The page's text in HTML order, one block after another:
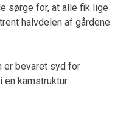
sørge for, at alle fik lige
halvdelen af gårdene
er bevaret syd for
en kamstruktur.